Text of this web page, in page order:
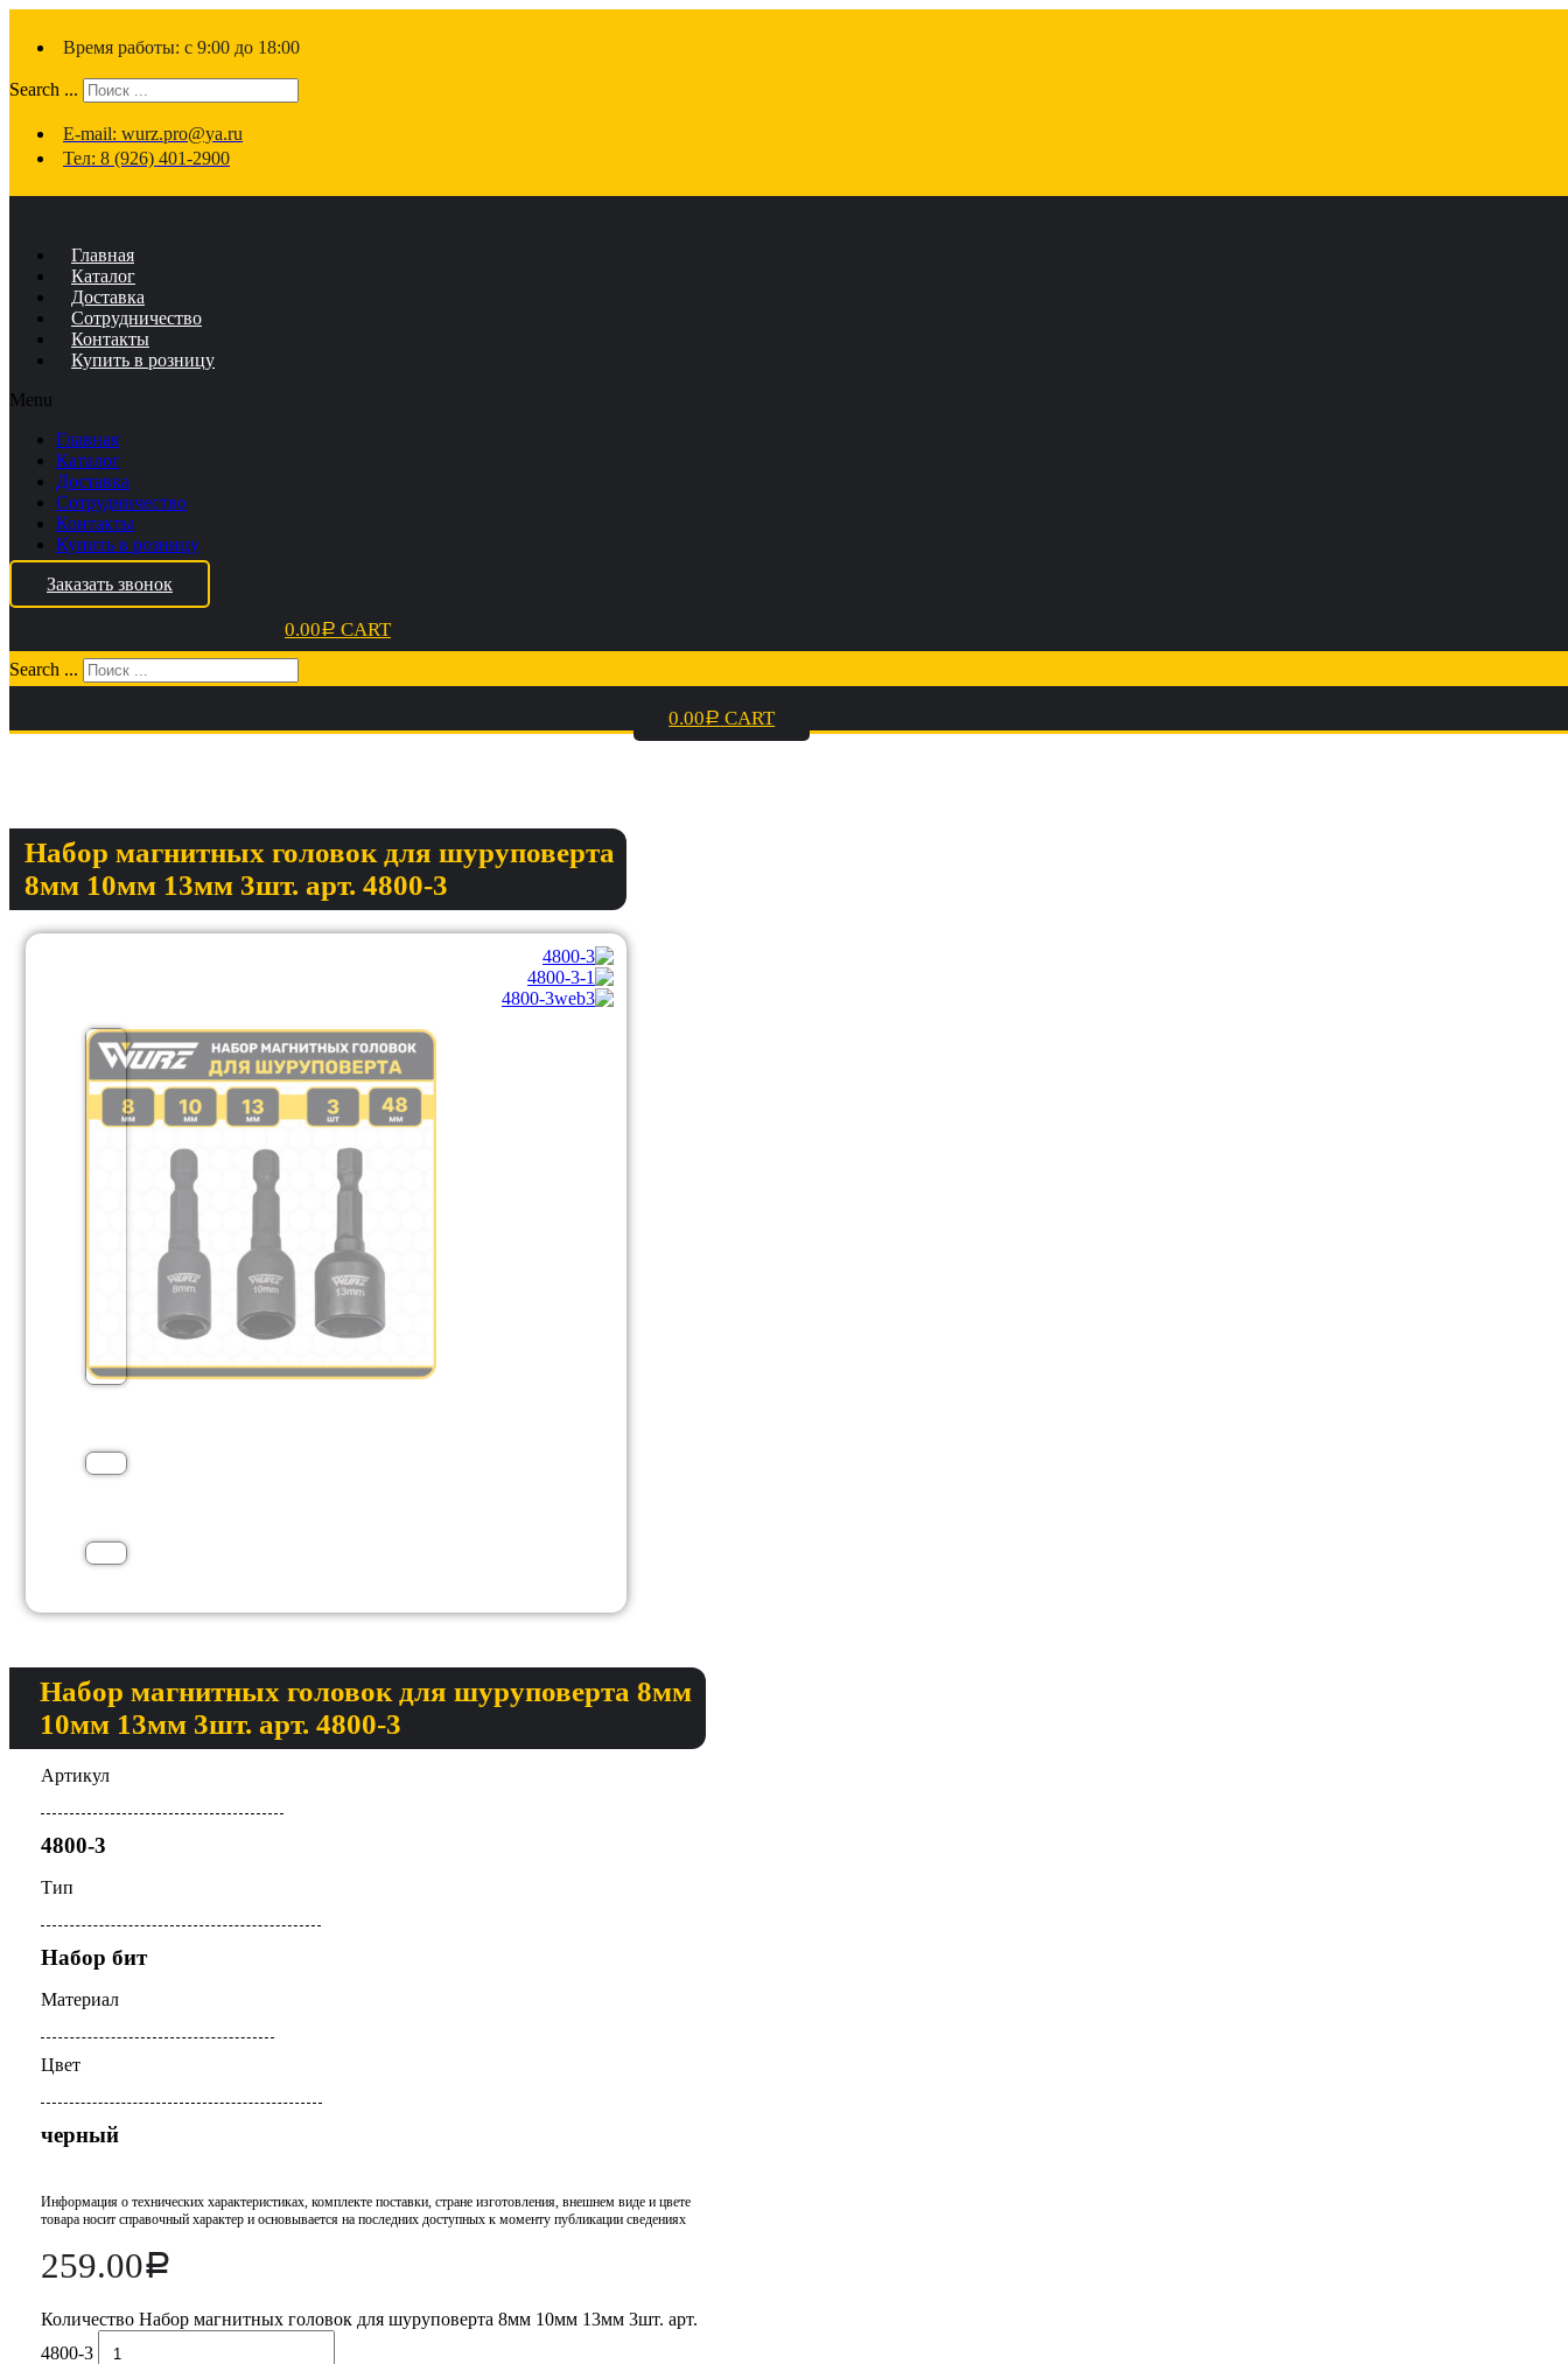
Время работы: с 9:00 до 18:00
Search ...
E-mail: wurz.pro@ya.ru
Тел: 8 (926) 401-2900
Главная
Каталог
Доставка
Сотрудничество
Контакты
Купить в розницу
Menu
Главная
Каталог
Доставка
Сотрудничество
Контакты
Купить в розницу
Заказать звонок
0.00Р CART
Search ...
0.00Р CART
Набор магнитных головок для шуруповерта
8мм 10мм 13мм 3шт. арт. 4800-3
Набор магнитных головок для шуруповерта 8мм
10мм 13мм 3шт. арт. 4800-3
Артикул
4800-3
Тип
Набор бит
Материал
Цвет
черный
Информация о технических характеристиках, комплекте поставки, стране изготовления, внешнем виде и цвете
товара носит справочный характер и основывается на последних доступных к моменту публикации сведениях
259.00Р
Количество Набор магнитных головок для шуруповерта 8мм 10мм 13мм 3шт. арт.
4800-3